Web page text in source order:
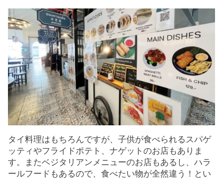
タイ料理はもちろんですが、子供が食べられるスパゲ
ッティやフライドポテト、ナゲットのお店もありま
す。またベジタリアンメニューのお店もあるし、ハラ
ールフードもあるので、食べたい物が全然違う！とい